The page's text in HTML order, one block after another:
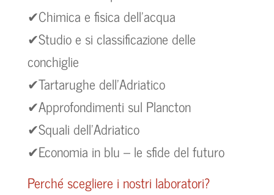
✔Chimica e fisica dell’acqua
✔Studio e si classificazione delle
conchiglie
✔Tartarughe dell’Adriatico
✔Approfondimenti sul Plancton
✔Squali dell’Adriatico
✔Economia in blu – le sfide del futuro
Perché scegliere i nostri laboratori?